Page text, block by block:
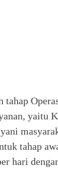
tahap
yaitu
tahap
hari